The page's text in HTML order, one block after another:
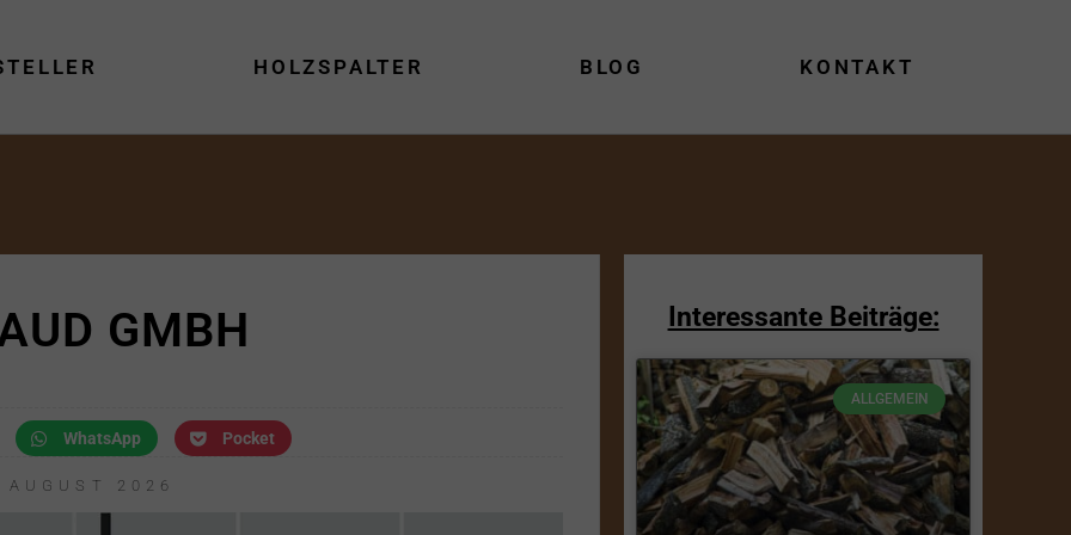
HOLZSPALTER BLOG KONTAKT
GMBH
WhatsApp Pocket
AUGUST 2026
Interessante Beiträge:
ALLGEMEIN